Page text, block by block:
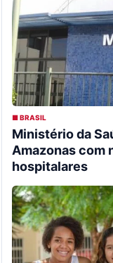
■ BRASIL
Ministério da
Amazonas com
hospitalares